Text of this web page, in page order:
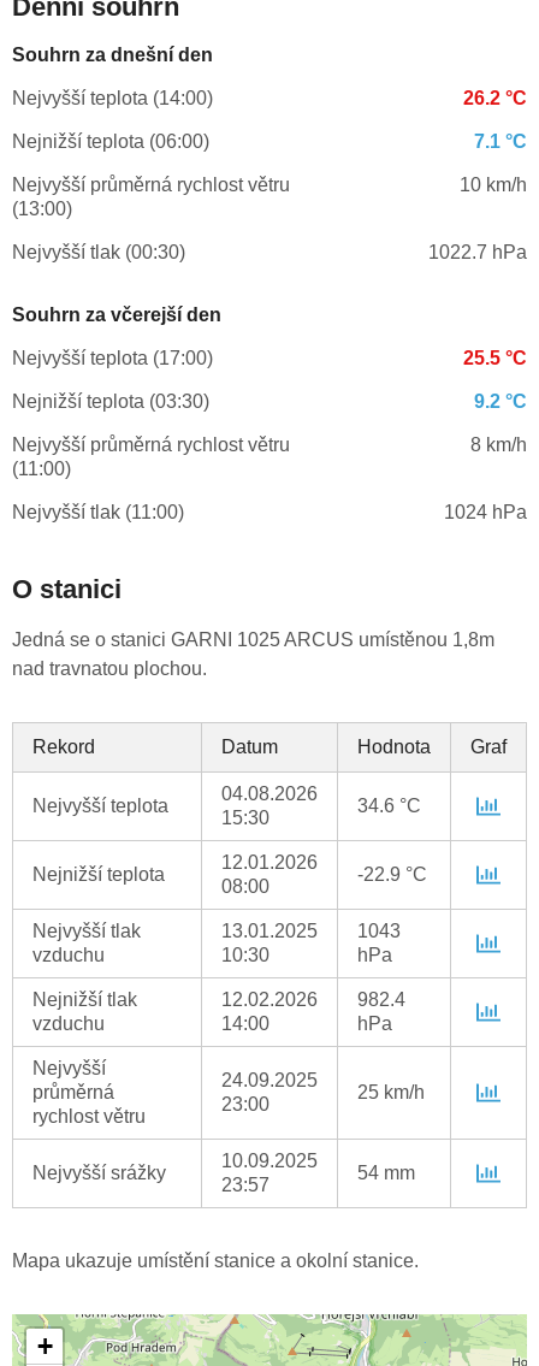
Denní souhrn
Souhrn za dnešní den
Nejvyšší teplota (14:00) 26.2 °C
Nejnižší teplota (06:00) 7.1 °C
Nejvyšší průměrná rychlost větru
(13:00)
10 km/h
Nejvyšší tlak (00:30) 1022.7 hPa
Souhrn za včerejší den
Nejvyšší teplota (17:00) 25.5 °C
Nejnižší teplota (03:30) 9.2 °C
Nejvyšší průměrná rychlost větru
(11:00)
8 km/h
Nejvyšší tlak (11:00) 1024 hPa
O stanici
Jedná se o stanici GARNI 1025 ARCUS umístěnou 1,8m
nad travnatou plochou.
Rekord Datum Hodnota Graf
Nejvyšší teplota
04.08.2026
15:30
34.6 °C
Nejnižší teplota
12.01.2026
08:00
-22.9 °C
Nejvyšší tlak
vzduchu
13.01.2025
10:30
1043
hPa
Nejnižší tlak
vzduchu
12.02.2026
14:00
982.4
hPa
Nejvyšší
průměrná
rychlost větru
24.09.2025
23:00
25 km/h
Nejvyšší srážky
10.09.2025
23:57
54 mm
Mapa ukazuje umístění stanice a okolní stanice.
+